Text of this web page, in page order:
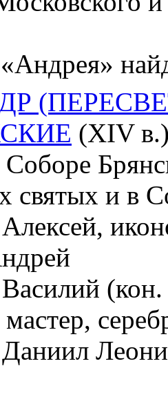
(XIV
Соборе
святых и в
Алексей,
Василий
Даниил